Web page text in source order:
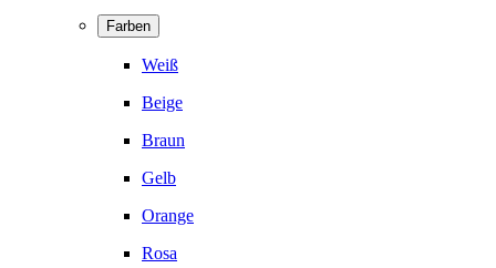
Farben
Weiß
Beige
Braun
Gelb
Orange
Rosa